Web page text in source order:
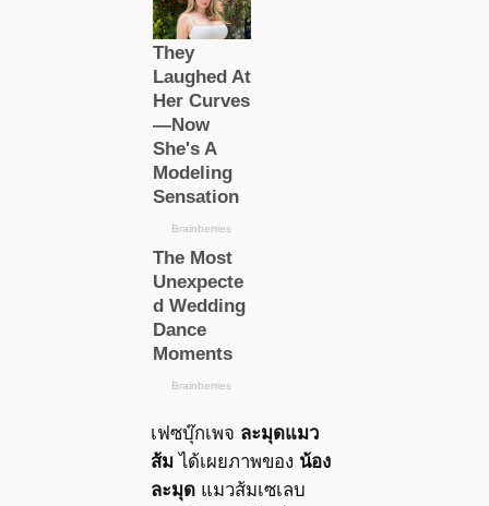
เฟซบุ๊กเพจ ละมุดแมว
ส้มได้เผยภาพของ น้อง
ละมุดแมวส้มเซเลบ